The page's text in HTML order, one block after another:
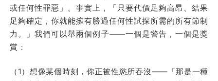
或任何性罪惡」。事實上，「只要代價足夠高昂、結果
足夠確定，你就能擁有勝過任何性試探所需的所有節制
力。」我們可以舉兩個例子——一個是警告，一個是獎
賞：
（1）想像某個時刻，你正被性慾所吞沒——「那是一種